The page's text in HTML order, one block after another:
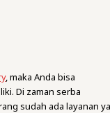
, maka Anda bisa
Di zaman serba
sudah ada layanan